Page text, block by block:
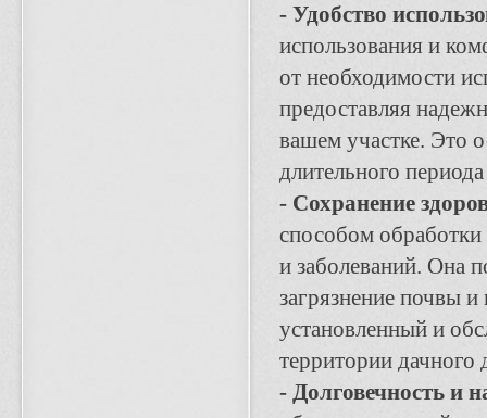
- Удобство
использования и
от необходимости
предоставляя
вашем участке. Это
длительного
- Сохранение
способом
и заболеваний. Она
загрязнение почвы
установленный и
территории дачного
- Долговечность и